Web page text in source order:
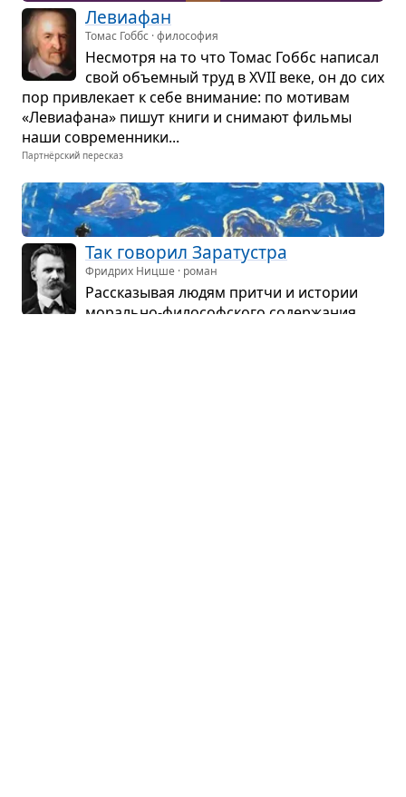
Леви­а­фан
Томас Гоббс · философия
Несмотря на то что Томас Гоббс напи­сал
свой объем­ный труд в XVII веке, он до сих
пор при­вле­кает к себе вни­ма­ние: по моти­вам
«Леви­а­фана» пишут книги и сни­мают фильмы
наши совре­мен­ники...
Партнёрский пересказ
Так гово­рил Зара­тустра
Фридрих Ницше · роман
Рас­ска­зы­вая людям притчи и исто­рии
морально-фило­соф­ского содер­жа­ния,